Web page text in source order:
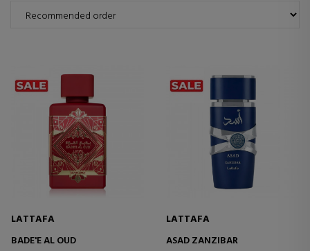
LATTAFA
BADE'E AL OUD
LATTAFA
ASAD ZANZIBAR